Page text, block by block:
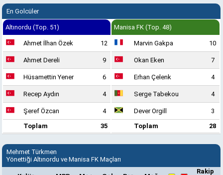
En Golcüler
Altınordu (Top. 51)
Ahmet İlhan Özek 12
Ahmet Dereli 9
Hüsamettin Yener 6
Recep Aydın 4
Şeref Özcan
4
Toplam
35
Manisa FK (Top. 48)
Marvin Gakpa 10
Okan Eken 7
Erhan Çelenk 4
Serge Tabekou 4
Dever Orgill
3
Toplam
28
Mehmet Türkmen
Yönettiği Altınordu ve Manisa FK Maçları
Rakip